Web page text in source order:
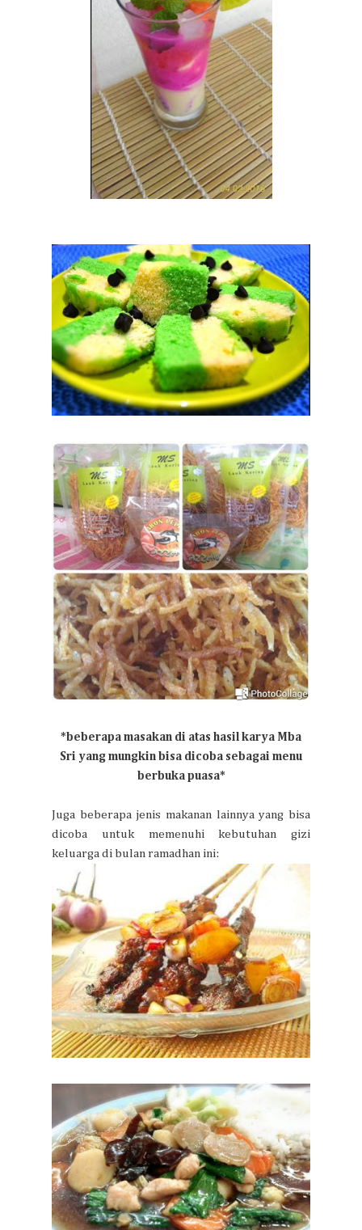
*beberapa masakan di atas hasil karya Mba
Sri yang mungkin bisa dicoba sebagai menu
berbuka puasa*
Juga beberapa jenis makanan lainnya yang bisa
dicoba untuk memenuhi kebutuhan gizi
keluarga di bulan ramadhan ini: